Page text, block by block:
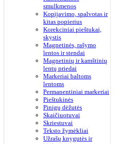
smulkmenos
Kopijavimo, spalvotas ir
kitas popierius
Korekciniai pieštukai,
skystis
Magnetinės, rašymo
lentos ir stendai
Magnetinių ir kamštinių
lentų priedai
Markeriai baltoms
lentoms
Permanentiniai markeriai
Pieštukinės
Pinigų dėžutės
Skaičiuotuvai
Skriestuvai
Teksto žymėkliai
Užrašų knygutės ir